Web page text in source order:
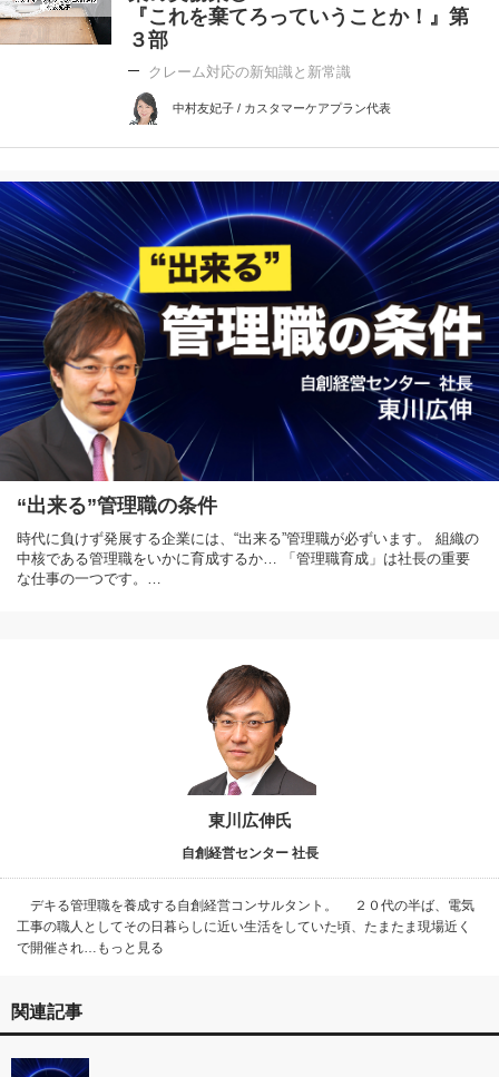
『これを棄てろっていうことか！』第
３部
クレーム対応の新知識と新常識
中村友妃子 / カスタマーケアプラン代表
“出来る”管理職の条件
時代に負けず発展する企業には、“出来る”管理職が必ずいます。 組織の
中核である管理職をいかに育成するか… 「管理職育成」は社長の重要
な仕事の一つです。…
東川広伸氏
自創経営センター 社長
デキる管理職を養成する自創経営コンサルタント。 ２０代の半ば、電気
工事の職人としてその日暮らしに近い生活をしていた頃、たまたま現場近く
で開催され…もっと見る
関連記事